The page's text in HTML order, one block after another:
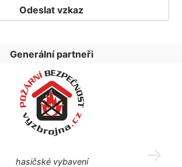
Generální partneři
hasičské vybavení